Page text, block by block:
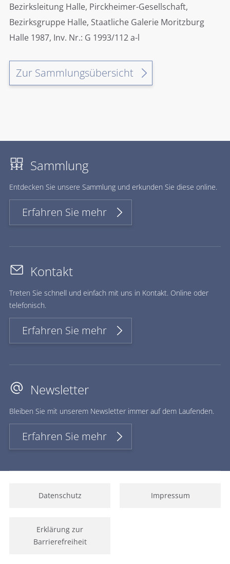
Bezirksleitung Halle, Pirckheimer-Gesellschaft,
Bezirksgruppe Halle, Staatliche Galerie Moritzburg
Halle 1987, Inv. Nr.: G 1993/112 a-l
Zur Sammlungsübersicht
Sammlung
Ent­de­cken Sie un­se­re Samm­lung und er­kun­den Sie die­se on­line.
Erfahren Sie mehr
Kontakt
Treten Sie schnell und einfach mit uns in Kontakt. Online oder
telefonisch.
Erfahren Sie mehr
Newsletter
Bleiben Sie mit unserem Newsletter immer auf dem Laufenden.
Erfahren Sie mehr
Datenschutz Impressum
Erklärung zur
Barrierefreiheit